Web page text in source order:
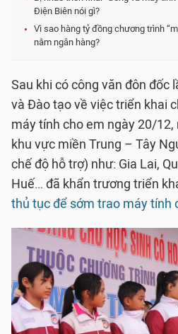
Điện Biên nói gì?
Vì sao hàng tỷ đồng chương trình
nằm ngân hàng?
Sau khi có công văn đôn đốc
và Đào tạo về việc triển khai
máy tính cho em ngày 20/
khu vực miền Trung – Tây
chế độ hỗ trợ) như: Gia Lai,
Huế… đã khẩn trương triển
thủ tục để sớm trao máy tính